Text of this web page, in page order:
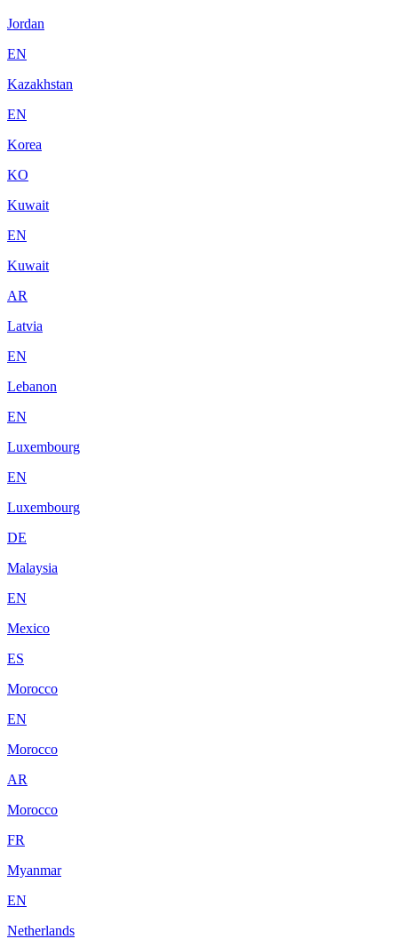
Jordan
EN
Kazakhstan
EN
Korea
KO
Kuwait
EN
Kuwait
AR
Latvia
EN
Lebanon
EN
Luxembourg
EN
Luxembourg
DE
Malaysia
EN
Mexico
ES
Morocco
EN
Morocco
AR
Morocco
FR
Myanmar
EN
Netherlands